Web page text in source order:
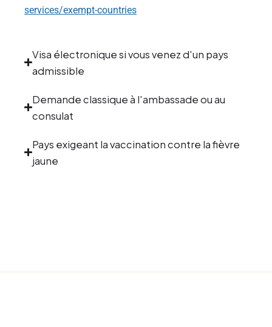
services/exempt-countries
Visa électronique si vous venez d'un pays
admissible
Demande classique à l'ambassade ou au
consulat
Pays exigeant la vaccination contre la fièvre
jaune